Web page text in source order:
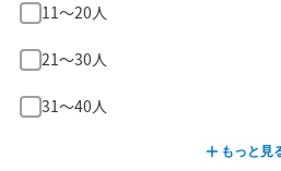
11〜20人
21〜30人
31〜40人
もっと見